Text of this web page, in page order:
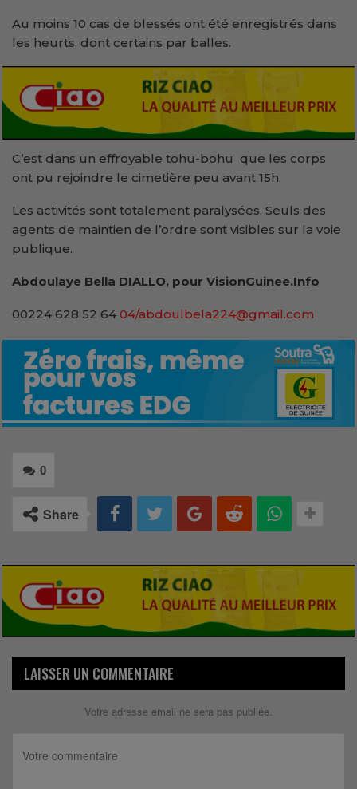
Au moins 10 cas de blessés ont été enregistrés dans
les heurts, dont certains par balles.
C’est dans un effroyable tohu-bohu que les corps
ont pu rejoindre le cimetière peu avant 15h.
Les activités sont totalement paralysées. Seuls des
agents de maintien de l’ordre sont visibles sur la voie
publique.
Abdoulaye Bella DIALLO, pour VisionGuinee.Info
00224 628 52 64 04/abdoulbela224@gmail.com
0
Share
LAISSER UN COMMENTAIRE
Votre adresse email ne sera pas publiée.